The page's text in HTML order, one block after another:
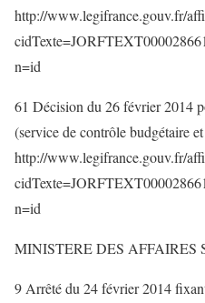
http://www.legifrance.gouv.fr/
n=id
61 Décision du 26 février 2014
(service de contrôle budgétaire
http://www.legifrance.gouv.fr/
n=id
MINISTERE DES
9 Arrêté du 24 février 2014